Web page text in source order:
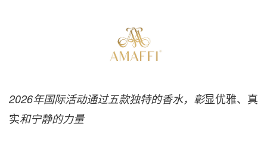
2026年国际活动通过五款独特的香水，彰显优雅、真
实和宁静的力量